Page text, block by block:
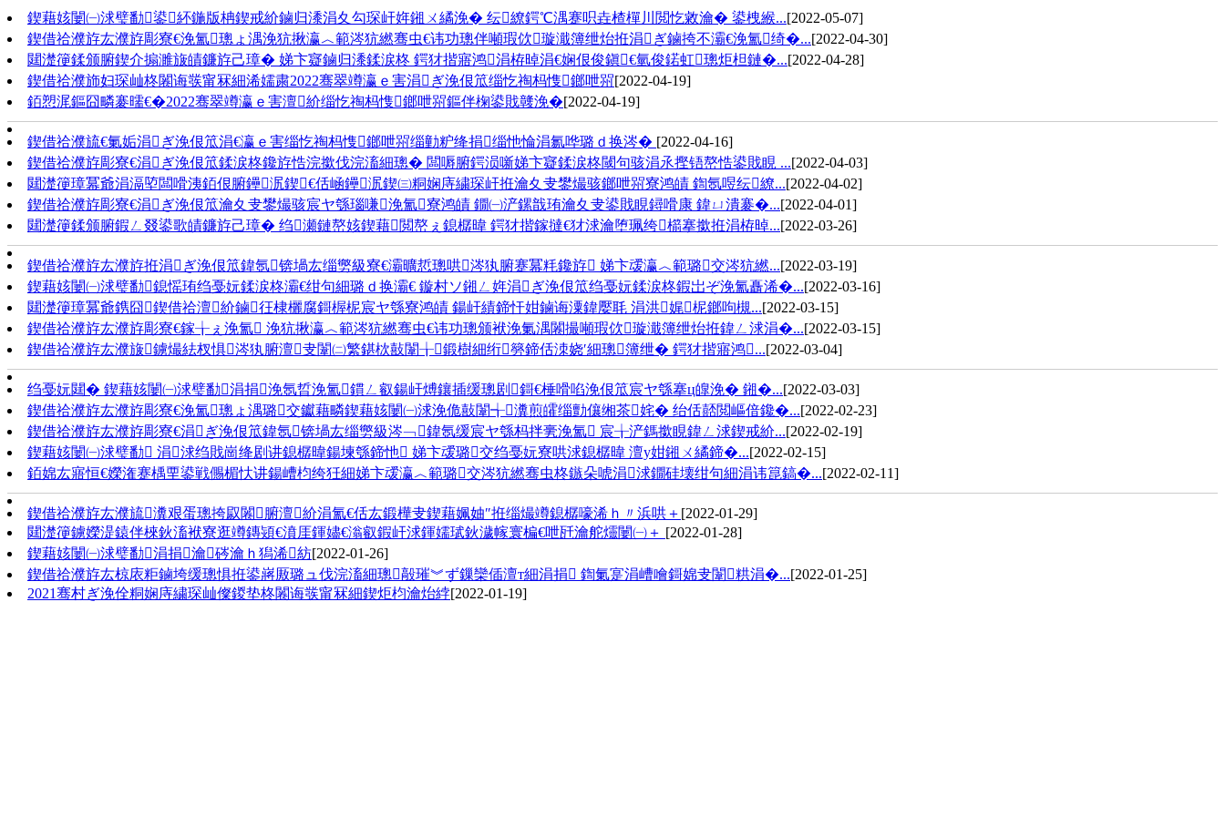
鍥藉姟闄㈠浗璧勫鍙紑鍦版柟鍥戒紒鏀归潻涓夊勾琛屽姩鎺ㄨ繘浼� 纭繚鍔℃湡蹇呮垚楂樿川閲忔敹瀹� 鍙栧緱...[2022-05-07]
鍥借祫濮斿厷濮斿彫寮€浼氳璁ょ湡浼犺揪瀛︿範涔犺繎骞虫€讳功璁伴噸瑕佽璇濈簿绁炲拰涓ぎ鏀挎不灞€浼氳绮�...[2022-04-30]
閮濋箯鍒颁腑鍥介搧濉旇皟鐮斿己璋� 娣卞寲鏀归潻鍒涙柊 鍔犲揩寤鸿涓栫晫涓€娴佷俊鎭€氫俊鍩虹璁炬柦鏈�...[2022-04-28]
鍥借祫濮斾妇琛屾柊闂诲彂甯冧細浠嬬粛2022骞翠竴瀛ｅ害涓ぎ浼佷笟缁忔祹杩愯鎯呭喌[2022-04-19]
銆愬浘鏂囧疄褰曘€�2022骞翠竴瀛ｅ害澶紒缁忔祹杩愯鎯呭喌鏂伴椈鍙戝竷浼�[2022-04-19]
鍥借祫濮旈€氭姤涓ぎ浼佷笟涓€瀛ｅ害缁忔祹杩愯鎯呭喌缁勭粐绛捐缁忚惀涓氱哗璐ｄ换涔� [2022-04-16]
鍥借祫濮斿彫寮€涓ぎ浼佷笟鍒涙柊鑱斿悎浣撳伐浣滀細璁� 闆嗕腑鍔涢噺娣卞寲鍒涙柊閾句骇涓氶摼铻嶅悎鍙戝睍 ...[2022-04-03]
閮濋箯璋冪爺涓滆埅闆嗗洟銆佷腑鑸泦鍥€佸崡鑸泦鍥㈢粡娴庤繍琛屽拰瀹夊叏鐢熶骇鎯呭喌寮鸿皟 鍧氬喅纭繚...[2022-04-02]
鍥借祫濮斿彫寮€涓ぎ浼佷笟瀹夊叏鐢熶骇宸ヤ綔瑙嗛浼氳寮鸿皟 鐗㈠浐鏍戠珛瀹夊叏鍙戝睍鐞嗗康 鍏ㄩ潰褰�...[2022-04-01]
閮濋箯鍒颁腑鍜ㄥ叕鍙歌皟鐮斿己璋� 绉瀬鏈嶅姟鍥藉閲嶅ぇ鎴樼暐 鍔犲揩鎵撻€犲浗瀹堕珮绔櫤搴撳拰涓栫晫...[2022-03-26]
鍥借祫濮斿厷濮斿拰涓ぎ浼佷笟鍏氬锛堝厷缁勶級寮€灞曠悊璁哄涔犱腑蹇冪粍鑱斿 娣卞叆瀛︿範璐交涔犺繎...[2022-03-19]
鍥藉姟闄㈠浗璧勫鎴愮珛绉戞妧鍒涙柊灞€绀句細璐ｄ换灞€ 鏇村ソ鎺ㄥ姩涓ぎ浼佷笟绉戞妧鍒涙柊鍜岀ぞ浼氳矗浠�...[2022-03-16]
閮濋箯璋冪爺鎸囧鍥借祫澶紒鏀彺棣欐腐鎶楃柅宸ヤ綔寮鸿皟 鍚屽績鍗忓姏鏀诲潥鍏嬮毦 涓洪娓柅鎯呴槻...[2022-03-15]
鍥借祫濮斿厷濮斿彫寮€鎵╁ぇ浼氳 浼犺揪瀛︿範涔犺繎骞虫€讳功璁颁袱浼氭湡闂撮噸瑕佽璇濈簿绁炲拰鍏ㄥ浗涓�...[2022-03-15]
鍥借祫濮斿厷濮旇鐪熶紶杈惧涔犱腑澶叏闈㈡繁鍖栨敼闈╁鍛樹細绗簩鍗佸洓娆′細璁簿绁� 鍔犲揩寤鸿...[2022-03-04]
绉戞妧閮� 鍥藉姟闄㈠浗璧勫涓捐浼氬晢浼氳鏆ㄥ叡鍚屽煿鑲插缓璁剧鎶€棰嗗啗浼佷笟宸ヤ綔搴ц皥浼� 鎺�...[2022-03-03]
鍥借祫濮斿厷濮斿彫寮€浼氳璁ょ湡璐交钀藉疄鍥藉姟闄㈠浗浼佹敼闈╅瀵煎皬缁勯儴缃茶姹� 绐佸嚭閲嶇偣鑱�...[2022-02-23]
鍥借祫濮斿厷濮斿彫寮€涓ぎ浼佷笟鍏氬锛堝厷缁勶級涔﹁鍏氬缓宸ヤ綔杩拌亴浼氳 宸╁浐鎷撳睍鍏ㄥ浗鍥戒紒...[2022-02-19]
鍥藉姟闄㈠浗璧勫 涓浗绉戝崗绛剧讲鎴樼暐鍚堜綔鍗忚 娣卞叆璐交绉戞妧寮哄浗鎴樼暐 澶у姏鎺ㄨ繘鍗�...[2022-02-15]
銆婂厷寤恒€嬫潅蹇楀垔鍙戦儩楣忕讲鍚嶆枃绔狅細娣卞叆瀛︿範璐交涔犺繎骞虫柊鏃朵唬涓浗鐗硅壊绀句細涓讳箟鎬�...[2022-02-11]
鍥借祫濮斿厷濮旈瀵艰蛋璁挎叞闂腑澶紒涓氳€佸厷鍛樺叏鍥藉姵妯″拰缁熶竴鎴樼嚎浠ｈ〃浜哄＋ [2022-01-29]
閮濋箯鐪嬫湜鎱伴棶鈥滀袱寮逛竴鏄熲€濆厓鍕嬧€滃叡鍜屽浗鍕嬬珷鈥濊幏寰楄€呭瓩瀹舵爧闄㈠＋ [2022-01-28]
鍥藉姟闄㈠浗璧勫涓捐瀹硶瀹ｈ獡浠紡[2022-01-26]
鍥借祫濮斿厷椋庡粔鏀垮缓璁惧拰鍙嶈厫璐ュ伐浣滀細璁毃璀︾ず鏁欒偛澶т細涓捐 鍧氭寔涓嶆噲鎶婂叏闈粠涓�...[2022-01-25]
2021骞村ぎ浼佺粡娴庤繍琛屾儏鍐垫柊闂诲彂甯冧細鍥炬枃瀹炲綍[2022-01-19]